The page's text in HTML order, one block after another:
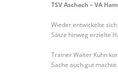
TSV Aschach – VA
Wieder entwickelte
Sätze hinweg erzielte
Trainer Walter Kuhn
Sache auch gut machte.